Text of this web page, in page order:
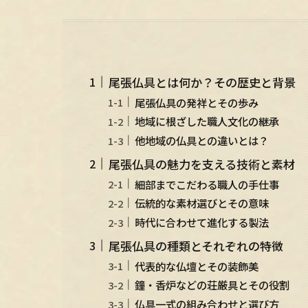
尾張仏具とは何か？その歴史と背景
尾張仏具の発祥とその歩み
地域に根ざした職人文化の継承
他地域の仏具との違いとは？
尾張仏具の魅力を支える技術と素材
細部までこだわる職人の手仕事
伝統的な素材選びとその意味
時代に合わせて進化する製法
尾張仏具の種類とそれぞれの特徴
代表的な仏壇とその装飾美
鐘・香炉などの荘厳具とその役割
仏具一式の組み合わせと選び方